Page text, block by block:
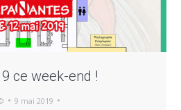
ce week-end !
9 mai 2019